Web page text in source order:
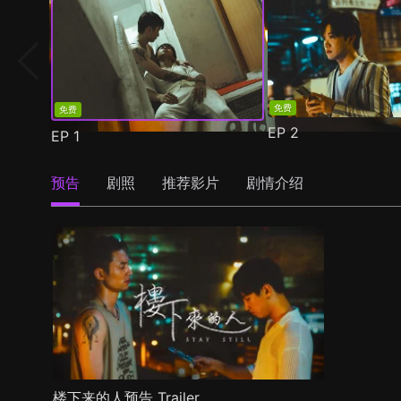
免费
EP 1
免费
EP 2
预告 剧照 推荐影片 剧情介绍
楼下来的人预告 Trailer